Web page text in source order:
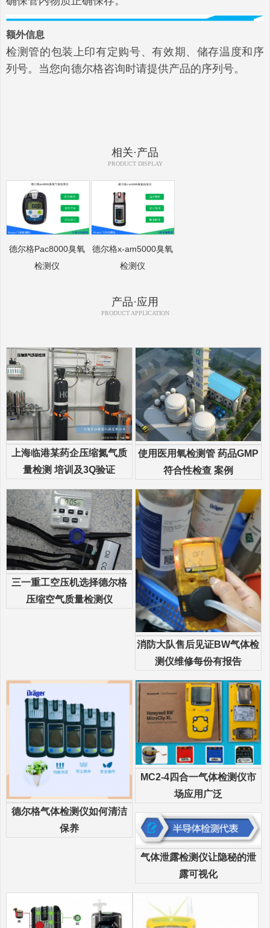
额外信息
检测管的包装上印有定购号、有效期、储存温度和序
列号。当您向德尔格咨询时请提供产品的序列号。
相关·产品
PRODUCT DISPLAY
德尔格Pac8000臭氧
检测仪
德尔格x-am5000臭氧
检测仪
产品·应用
PRODUCT APPLICATION
上海临港某药企压缩氮气质
量检测 培训及3Q验证
使用医用氧检测管 药品GMP
符合性检查 案例
三一重工空压机选择德尔格
压缩空气质量检测仪
消防大队售后见证BW气体检
测仪维修每份有报告
德尔格气体检测仪如何清洁
保养
MC2-4四合一气体检测仪市
场应用广泛
气体泄露检测仪让隐秘的泄
露可视化